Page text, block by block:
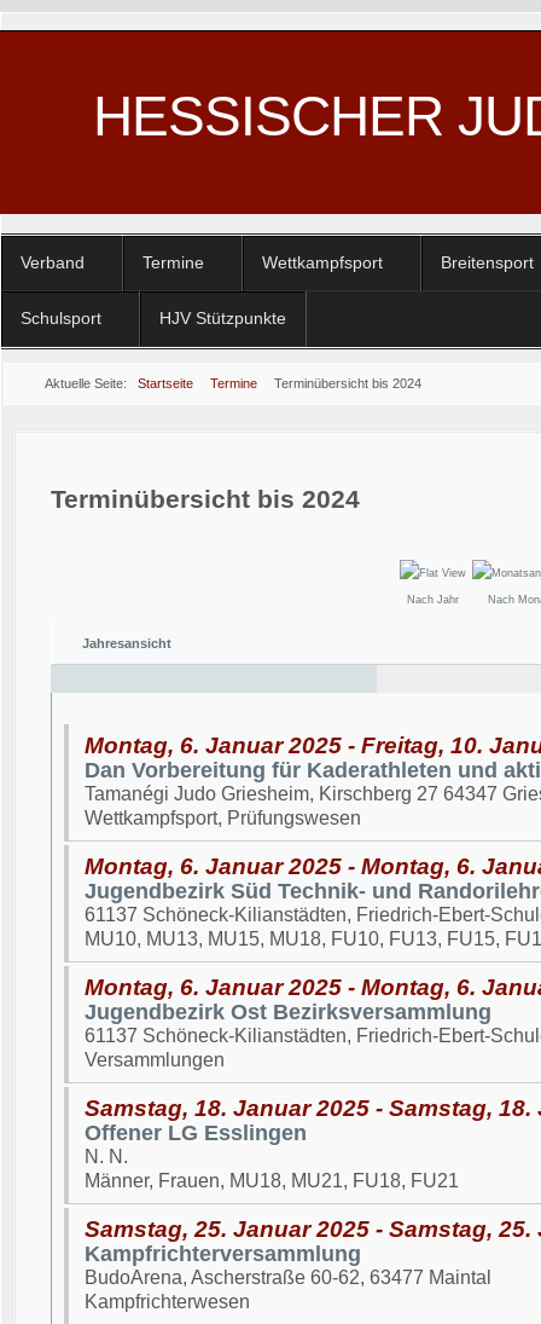
HESSISCHER
Verband Termine Wettkampfsport Breitensport
Schulsport HJV Stützpunkte
Aktuelle Seite: Startseite Termine Terminübersicht bis 2024
Terminübersicht bis 2024
Nach Jahr Nach
Jahresansicht
Montag, 6. Januar 2025 - Freitag, 10.
Dan Vorbereitung für Kaderathleten und
Tamanégi Judo Griesheim, Kirschberg 27 64347
Wettkampfsport, Prüfungswesen
Montag, 6. Januar 2025 - Montag, 6.
Jugendbezirk Süd Technik- und
61137 Schöneck-Kilianstädten, Friedrich-Ebert-
MU10, MU13, MU15, MU18, FU10, FU13, FU15,
Montag, 6. Januar 2025 - Montag, 6.
Jugendbezirk Ost Bezirksversammlung
61137 Schöneck-Kilianstädten, Friedrich-Ebert-
Versammlungen
Samstag, 18. Januar 2025 - Samstag, 18.
Offener LG Esslingen
N. N.
Männer, Frauen, MU18, MU21, FU18, FU21
Samstag, 25. Januar 2025 - Samstag, 25.
Kampfrichterversammlung
BudoArena, Ascherstraße 60-62, 63477 Maintal
Kampfrichterwesen